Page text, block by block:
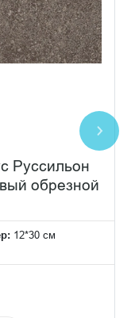
Руссильон
обрезной
12*30 см